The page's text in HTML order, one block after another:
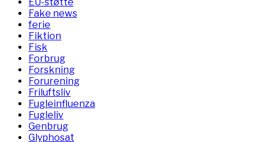
Fake news
ferie
Fiktion
Fisk
Forbrug
Forskning
Forurening
Friluftsliv
Fugleinfluenza
Fugleliv
Genbrug
Glyphosat